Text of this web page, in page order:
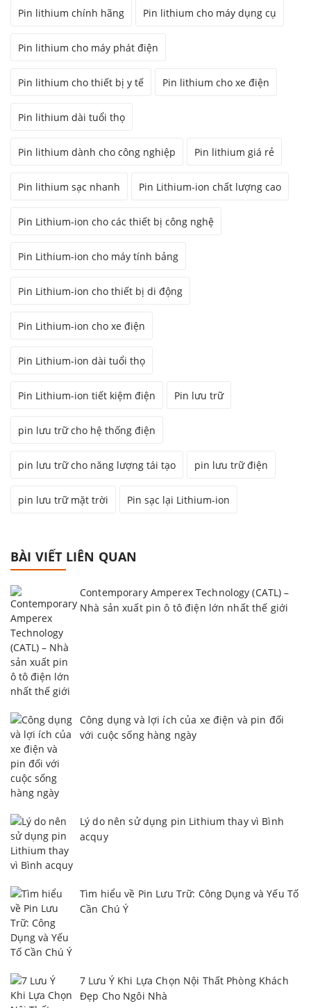
Pin lithium chính hãng Pin lithium cho máy dụng cụ
Pin lithium cho máy phát điện
Pin lithium cho thiết bị y tế Pin lithium cho xe điện
Pin lithium dài tuổi thọ
Pin lithium dành cho công nghiệp Pin lithium giá rẻ
Pin lithium sạc nhanh Pin Lithium-ion chất lượng cao
Pin Lithium-ion cho các thiết bị công nghệ
Pin Lithium-ion cho máy tính bảng
Pin Lithium-ion cho thiết bị di động
Pin Lithium-ion cho xe điện
Pin Lithium-ion dài tuổi thọ
Pin Lithium-ion tiết kiệm điện Pin lưu trữ
pin lưu trữ cho hệ thống điện
pin lưu trữ cho năng lượng tái tạo pin lưu trữ điện
pin lưu trữ mặt trời Pin sạc lại Lithium-ion
BÀI VIẾT LIÊN QUAN
Contemporary Amperex Technology (CATL) –
Nhà sản xuất pin ô tô điện lớn nhất thế giới
Công dụng và lợi ích của xe điện và pin đối
với cuộc sống hàng ngày
Lý do nên sử dụng pin Lithium thay vì Bình
acquy
Tìm hiểu về Pin Lưu Trữ: Công Dụng và Yếu Tố
Cần Chú Ý
7 Lưu Ý Khi Lựa Chọn Nội Thất Phòng Khách
Đẹp Cho Ngôi Nhà